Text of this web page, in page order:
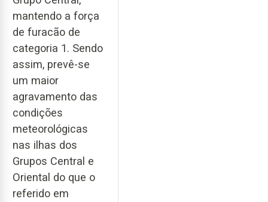
mantendo a força
de furacão de
categoria 1. Sendo
assim, prevê-se
um maior
agravamento das
condições
meteorológicas
nas ilhas dos
Grupos Central e
Oriental do que o
referido em